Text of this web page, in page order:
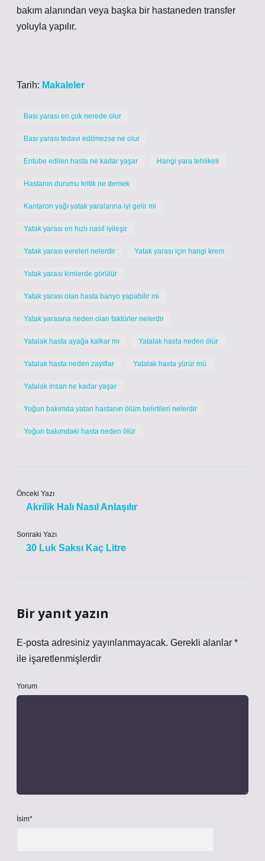
bakım alanından veya başka bir hastaneden transfer
yoluyla yapılır.
Tarih: Makaleler
Bası yarası en çok nerede olur
Bası yarası tedavi edilmezse ne olur
Entube edilen hasta ne kadar yaşar Hangi yara tehlikeli
Hastanın durumu kritik ne demek
Kantaron yağı yatak yaralarına iyi gelir mi
Yatak yarası en hızlı nasıl iyileşir
Yatak yarası evreleri nelerdir Yatak yarası için hangi krem
Yatak yarası kimlerde görülür
Yatak yarası olan hasta banyo yapabilir mi
Yatak yarasına neden olan faktörler nelerdir
Yatalak hasta ayağa kalkar mı Yatalak hasta neden ölür
Yatalak hasta neden zayiflar Yatalak hasta yürür mü
Yatalak insan ne kadar yaşar
Yoğun bakımda yatan hastanın ölüm belirtileri nelerdir
Yoğun bakımdaki hasta neden ölür
Önceki Yazı
Akrilik Halı Nasıl Anlaşılır
Sonraki Yazı
30 Luk Saksı Kaç Litre
Bir yanıt yazın
E-posta adresiniz yayınlanmayacak. Gerekli alanlar *
ile işaretlenmişlerdir
Yorum
İsim*